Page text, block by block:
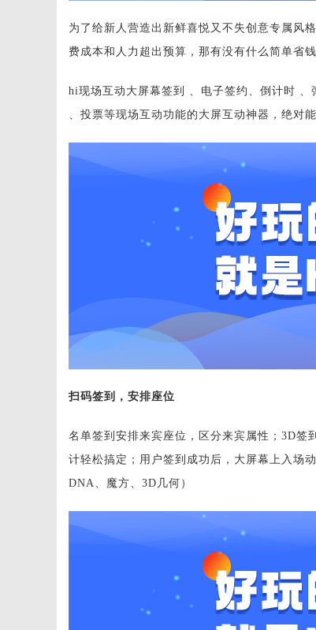
为了给新人营造出新鲜喜悦又不失创意专属风
费成本和人力超出预算，那有没有什么简单省
hi现场互动大屏幕签到 、电子签约、倒计时
、投票等现场互动功能的大屏互动神器，绝对
扫码签到，安排座位
名单签到安排来宾座位，区分来宾属性；3D签
计轻松搞定；用户签到成功后，大屏幕上入场
DNA、魔方、3D几何）